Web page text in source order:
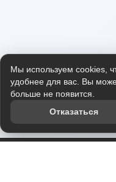
Мы используем cookies,
удобнее для вас. Вы
больше не появится.
Отказаться